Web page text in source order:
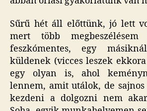
Sűrű hét áll előttünk, jó lett
mert több
feszkómentes, egy
küldenek (vicces leszek ekkora
egy olyan is, ahol
lennem, amit utálok, de
kezdeni a dolgozni nem